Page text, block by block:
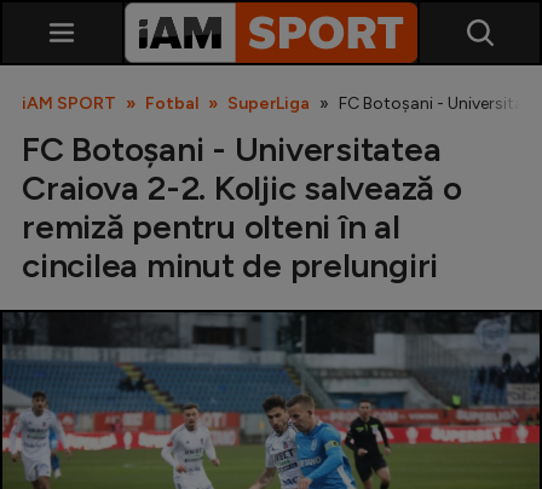
SuperLiga
Liga 2
Cupa României
Echipa Națională
iAM SPORT Fotbal SuperLiga FC Botoșani -
FC Botoșani - Universitatea
Craiova 2-2. Koljic salvează o
remiză pentru olteni în al
cincilea minut de prelungiri